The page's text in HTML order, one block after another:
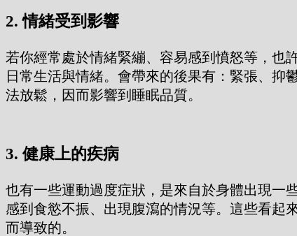
2. 情緒受到影響
若你經常處於情緒緊繃、容易感到憤怒等，也
日常生活與情緒。會帶來的後果有：緊張、抑
法放鬆，因而影響到睡眠品質。
3. 健康上的疾病
也有一些運動過度症狀，是來自於身體出現一
感到食慾不振、出現腹瀉的情況等。這些看起
而導致的。